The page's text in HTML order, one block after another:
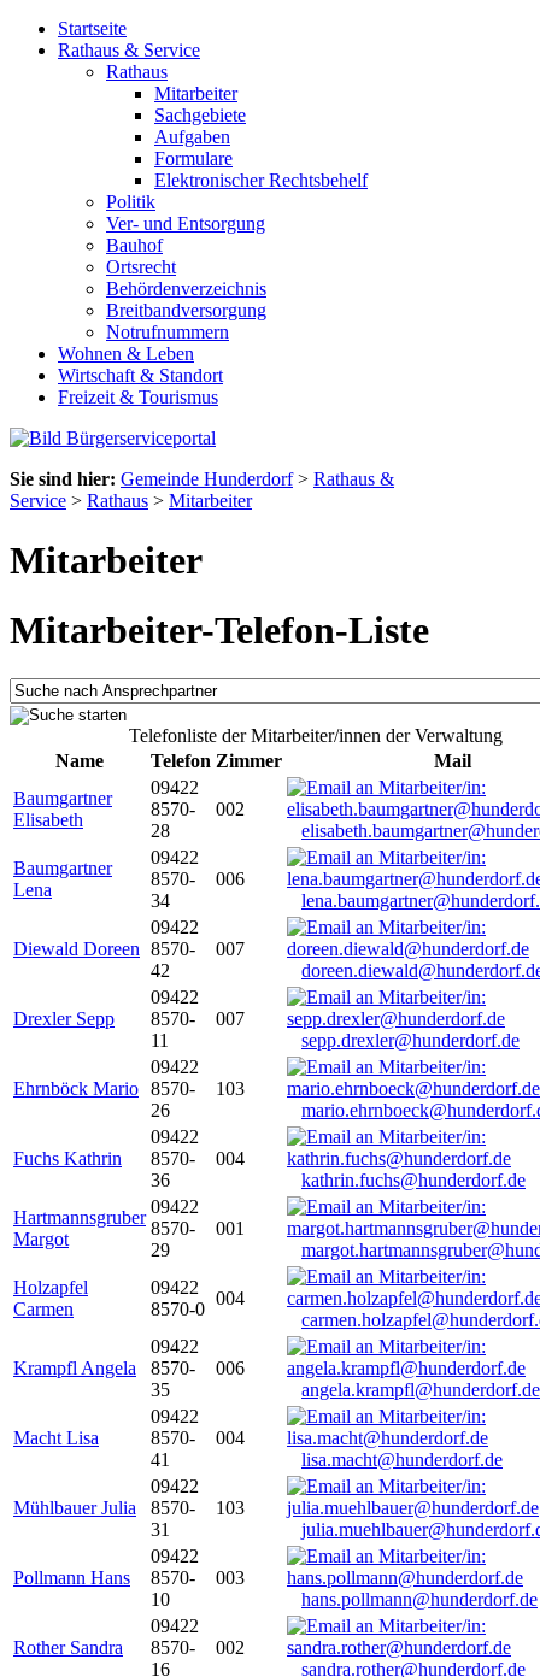
Startseite
Rathaus & Service
Rathaus
Mitarbeiter
Sachgebiete
Aufgaben
Formulare
Elektronischer Rechtsbehelf
Politik
Ver- und Entsorgung
Bauhof
Ortsrecht
Behördenverzeichnis
Breitbandversorgung
Notrufnummern
Wohnen & Leben
Wirtschaft & Standort
Freizeit & Tourismus
Sie sind hier: Gemeinde Hunderdorf> Rathaus &
Service > Rathaus > Mitarbeiter
Mitarbeiter
Mitarbeiter-Telefon-Liste
Telefonliste der Mitarbeiter/innen der Verwaltung
Name
Telefon Zimmer
Mail
Baumgartner
Elisabeth
09422
8570-
28
002
Baumgartner
Lena
09422
8570-
34
006
Diewald Doreen
09422
8570-
42
007
Drexler Sepp
09422
8570-
11
007
sepp.drexler@hunderdorf.de
Ehrnböck Mario
09422
8570-
26
103
Fuchs Kathrin
09422
8570-
36
004
kathrin.fuchs@hunderdorf.de
Hartmannsgruber
Margot
09422
8570-
29
001
Holzapfel
Carmen
09422
8570-0
004
Krampfl Angela
09422
8570-
35
006
angela.krampfl@hunderdorf.de
Macht Lisa
09422
8570-
41
004
lisa.macht@hunderdorf.de
Mühlbauer Julia
09422
8570-
31
103
Pollmann Hans
09422
8570-
10
003
hans.pollmann@hunderdorf.de
Rother Sandra
09422
8570-
16
002
sandra.rother@hunderdorf.de